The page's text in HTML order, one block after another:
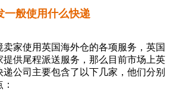
一般使用什么快递
家使用英国海外仓的各项服务，英国
供尾程派送服务，那么目前市场上英
公司主要包含了以下几家，他们分别